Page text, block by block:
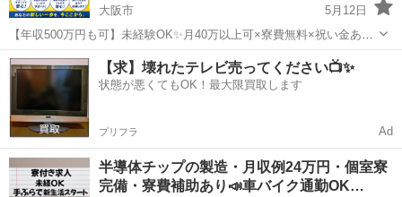
大阪市
5月12日
【年収500万円も可】未経験OK✨月40万以上可×寮費無料×祝い金あり
🔥 ＼未経験から“安定収入”を掴みたいあなたへ／ 【POINT】 ・完全未
経験OK！ ・寮費無料（家具家電つき） ・祝い金あり！ ・月...
大阪 大阪市 半導体
【求】壊れたテレビ売ってください📺✨
状態が悪くてもOK！最大限買取します
プリフラ Ad
半導体チップの製造・月収例24万円・個室寮
完備・寮費補助あり📣車バイク通勤OK…